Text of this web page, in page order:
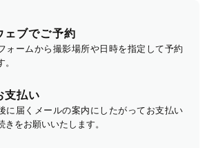
ェブでご予約
ォームから撮影場所や日時を指定して予約
。
支払い
に届くメールの案内にしたがってお支払い
きをお願いいたします。